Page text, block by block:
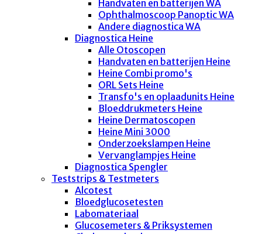
Handvaten en batterijen WA
Ophthalmoscoop Panoptic WA
Andere diagnostica WA
Diagnostica Heine
Alle Otoscopen
Handvaten en batterijen Heine
Heine Combi promo's
ORL Sets Heine
Transfo's en oplaadunits Heine
Bloeddrukmeters Heine
Heine Dermatoscopen
Heine Mini 3000
Onderzoekslampen Heine
Vervanglampjes Heine
Diagnostica Spengler
Teststrips & Testmeters
Alcotest
Bloedglucosetesten
Labomateriaal
Glucosemeters & Priksystemen